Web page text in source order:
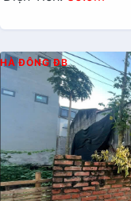
HÀ ĐÔNG ĐB